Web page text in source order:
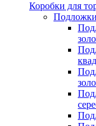
Коробки для